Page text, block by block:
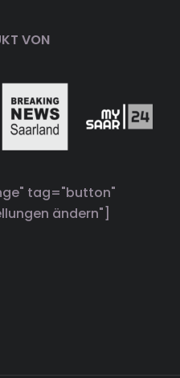
VON
tag="button"
ändern"]